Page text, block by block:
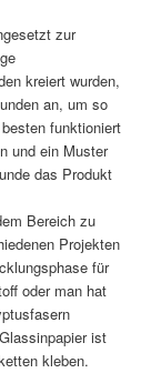
zur
kreiert wurden,
an, um so
funktioniert
und ein Muster
das Produkt
Bereich zu
Projekten
für
oder man hat
ist
kleben.